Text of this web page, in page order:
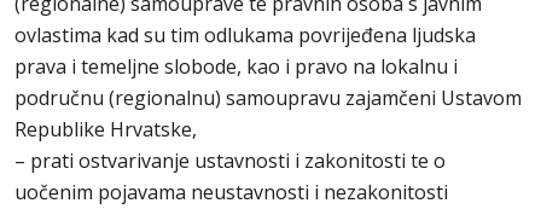
ovlastima kad su tim odlukama povrijeđena ljudska
prava i temeljne slobode, kao i pravo na lokalnu i
područnu (regionalnu) samoupravu zajamčeni Ustavom
Republike Hrvatske,
– prati ostvarivanje ustavnosti i zakonitosti te o
uočenim pojavama neustavnosti i nezakonitosti